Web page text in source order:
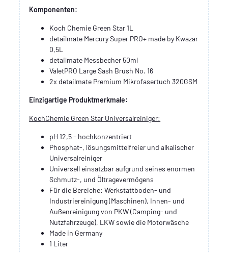
Komponenten:
Koch Chemie Green Star 1L
detailmate Mercury Super PRO+ made by Kwazar
0,5L
detailmate Messbecher 50ml
ValetPRO Large Sash Brush No. 16
2x detailmate Premium Mikrofasertuch 320GSM
Einzigartige Produktmerkmale:
KochChemie Green Star Universalreiniger:
pH 12,5 - hochkonzentriert
Phosphat-, lösungsmittelfreier und alkalischer
Universalreiniger
Universell einsatzbar aufgrund seines enormen
Schmutz-, und Öltragevermögens
Für die Bereiche: Werkstattboden- und
Industriereinigung (Maschinen), Innen- und
Außenreinigung von PKW (Camping- und
Nutzfahrzeuge), LKW sowie die Motorwäsche
Made in Germany
1 Liter